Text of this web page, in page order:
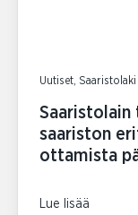
Uutiset, Saaristolaki
saariston
ottamista
Lue lisää